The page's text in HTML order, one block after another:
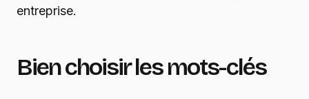
entreprise.
Bien choisir les mots-clés